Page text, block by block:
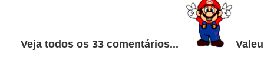
Veja todos os 33 comentários...